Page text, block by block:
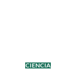
CIENCIA